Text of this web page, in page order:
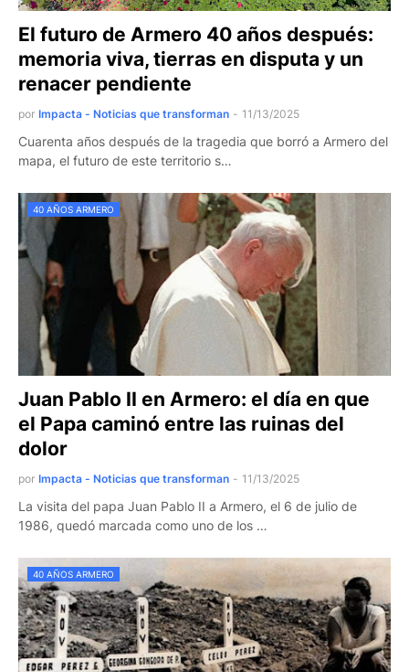
El futuro de Armero 40 años después:
memoria viva, tierras en disputa y un
renacer pendiente
por Impacta - Noticias que transforman - 11/13/2025
Cuarenta años después de la tragedia que borró a Armero del
mapa, el futuro de este territorio s…
40 AÑOS ARMERO
Juan Pablo II en Armero: el día en que
el Papa caminó entre las ruinas del
dolor
por Impacta - Noticias que transforman - 11/13/2025
La visita del papa Juan Pablo II a Armero, el 6 de julio de
1986, quedó marcada como uno de los …
40 AÑOS ARMERO